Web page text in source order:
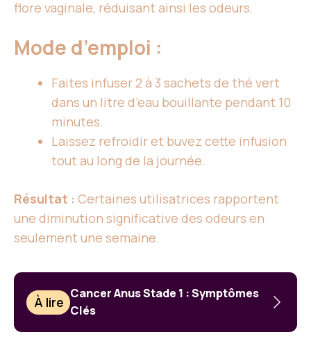
flore vaginale, réduisant ainsi les odeurs.
Mode d’emploi :
Faites infuser 2 à 3 sachets de thé vert
dans un litre d’eau bouillante pendant 10
minutes.
Laissez refroidir et buvez cette infusion
tout au long de la journée.
Résultat : Certaines utilisatrices rapportent
une diminution significative des odeurs en
seulement une semaine.
À lire
Cancer Anus Stade 1 : Symptômes
Clés